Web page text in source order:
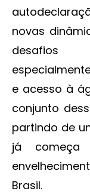
novas
desafios
e acesso à
conjunto
partindo de
já
Brasil.